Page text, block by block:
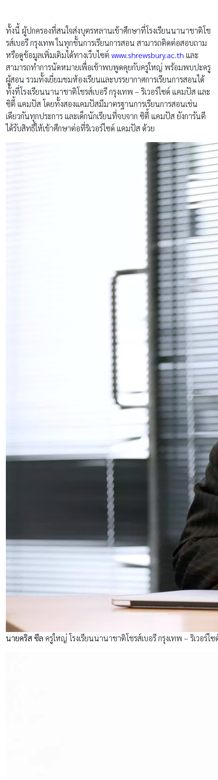
ทั้งนี้ ผู้ปกครองที่สนใจส่งบุตรหลานเข้าศึกษาที่โรงเรียนนานาชาติโช
รส์เบอรี กรุงเทพ ในทุกชั้นการเรียนการสอน สามารถติดต่อสอบถาม
หรือดูข้อมูลเพิ่มเติมได้ทางเว็บไซต์ www.shrewsbury.ac.th และ
สามารถทำการนัดหมายเพื่อเข้าพบพูดคุยกับครูใหญ่ พร้อมพบปะครู
ผู้สอน รวมทั้งเยี่ยมชมห้องเรียนและบรรยากาศการเรียนการสอนได้
ทั้งที่โรงเรียนนานาชาติโชรส์เบอรี กรุงเทพ – ริเวอร์ไซด์ แคมปัส และ
ซิตี้ แคมปัส โดยทั้งสองแคมปัสมีมาตรฐานการเรียนการสอนเช่น
เดียวกันทุกประการ และเด็กนักเรียนที่จบจาก ซิตี้ แคมปัส ยังการันตี
ได้รับสิทธิ์ให้เข้าศึกษาต่อที่ริเวอร์ไซด์ แคมปัส ด้วย
นายคริส ซีล ครูใหญ่ โรงเรียนนานาชาติโชรส์เบอรี กรุงเทพ – ริเวอร์ไ